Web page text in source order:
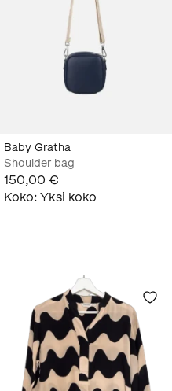
Baby Gratha
Shoulder bag
150,00 €
Koko: Yksi koko